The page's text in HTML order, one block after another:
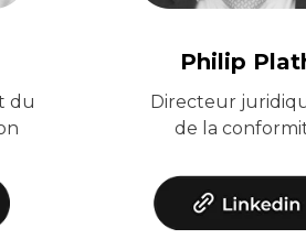
du
Philip
Directeur
de la